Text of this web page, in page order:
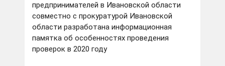
предпринимателей в Ивановской области
совместно с прокуратурой Ивановской
области разработана информационная
памятка об особенностях проведения
проверок в 2020 году